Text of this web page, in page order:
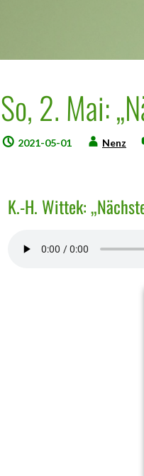
So, 2. Mai:
2021-05-01 Nenz
K.-H. Wittek: